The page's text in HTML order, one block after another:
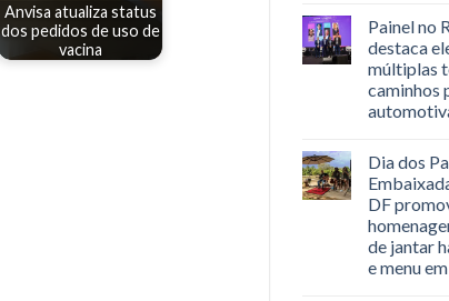
Anvisa atualiza status
dos pedidos de uso de
vacina
Painel no
destaca
múltiplas
caminhos
Dia dos
DF
de jantar
e menu